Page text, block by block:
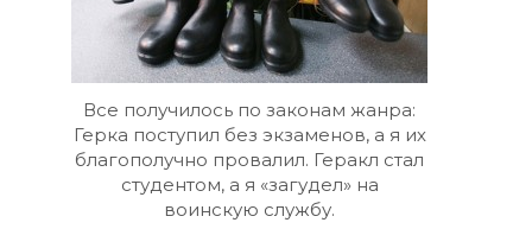
Все получилось по законам жанра:
Герка поступил без экзаменов, а я их
благополучно провалил. Геракл стал
студентом, а я «загудел» на
воинскую службу.